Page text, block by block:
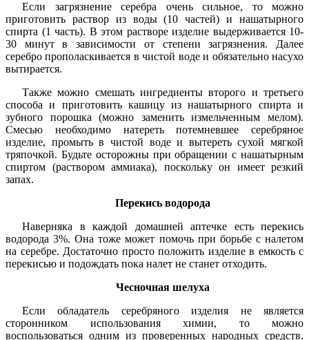
Если загрязнение серебра очень сильное, то можно
приготовить раствор из воды (10 частей) и нашатырного
спирта (1 часть). В этом растворе изделие выдерживается 10-
30 минут в зависимости от степени загрязнения. Далее
серебро прополаскивается в чистой воде и обязательно насухо
вытирается.
Также можно смешать ингредиенты второго и третьего
способа и приготовить кашицу из нашатырного спирта и
зубного порошка (можно заменить измельченным мелом).
Смесью необходимо натереть потемневшее серебряное
изделие, промыть в чистой воде и вытереть сухой мягкой
тряпочкой. Будьте осторожны при обращении с нашатырным
спиртом (раствором аммиака), поскольку он имеет резкий
запах.
Перекись водорода
Наверняка в каждой домашней аптечке есть перекись
водорода 3%. Она тоже может помочь при борьбе с налетом
на серебре. Достаточно просто положить изделие в емкость с
перекисью и подождать пока налет не станет отходить.
Чесночная шелуха
Если обладатель серебряного изделия не является
сторонником использования химии, то можно
воспользоваться одним из проверенных народных средств.